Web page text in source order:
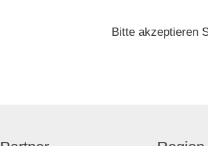
Bitte akzeptieren